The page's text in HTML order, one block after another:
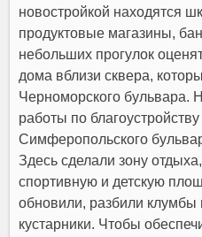
новостройкой находятся
продуктовые магазины,
небольших прогулок
дома вблизи сквера,
Черноморского бульвара.
работы по благоустройству
Симферопольского
Здесь сделали зону
спортивную и детскую
обновили, разбили клумбы
кустарники. Чтобы